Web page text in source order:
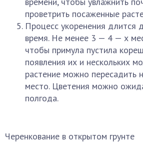
проветрить посаженные
Процесс укоренения длится
время. Не менее 3 — 4 — х
чтобы примула пустила
появления их и нескольких
растение можно пересадить
место. Цветения можно
полгода.
Черенкование в открытом грунте